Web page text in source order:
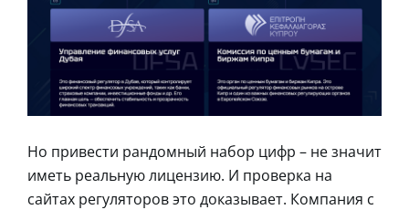
Но привести рандомный набор цифр – не значит
иметь реальную лицензию. И проверка на
сайтах регуляторов это доказывает. Компания с